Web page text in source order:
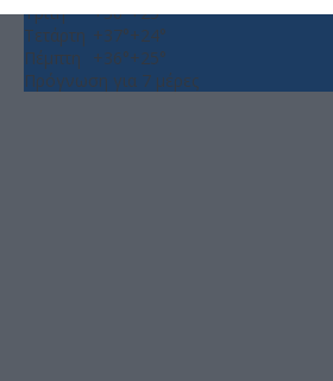
Τρίτη
+36°+25°
Τετάρτη +37°+24°
Πέμπτη
+36°+25°
Πρόγνωση για 7 μέρες